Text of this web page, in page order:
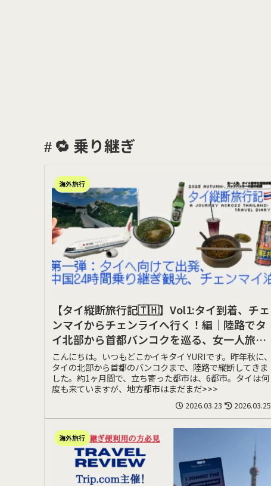
🔁 乗り継ぎ
海外旅行
【タイ縦断旅行記🇹🇭】Vol1:タイ到着、チェ
ンマイからチェンライへ行く！編｜陸路でタ
イ北部から首都バンコクを巡る、女一人旅の
記録
こんにちは。いつもどこかイキタイ YURIです。昨年秋に、
タイの北部から首都のバンコクまで、陸路で縦断してきま
した。約1ヶ月間で、立ち寄った都市は、6都市。タイは何
度も来ていますが、地方都市はまだまだ>>>
2026.03.23 2026.03.25
海外旅行